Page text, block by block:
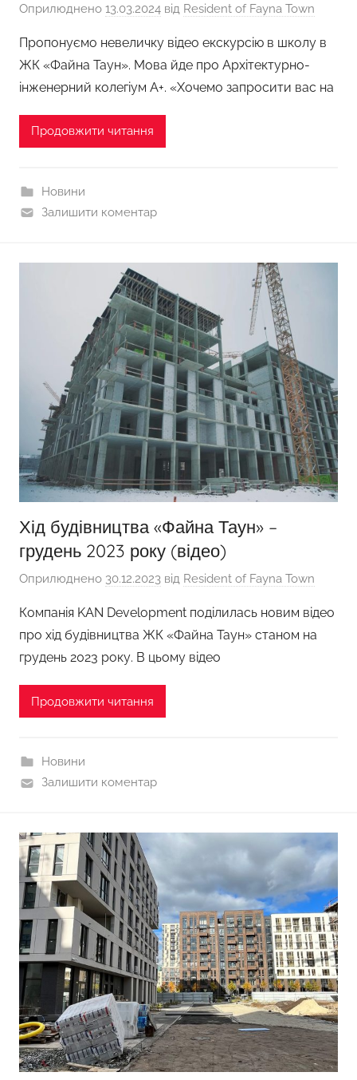
Оприлюднено 13.03.2024 від Resident of Fayna Town
Пропонуємо невеличку відео екскурсію в школу в
ЖК «Файна Таун». Мова йде про Архітектурно-
інженерний колегіум А+. «Хочемо запросити вас на
Продовжити читання
Новини
Залишити коментар
Хід будівництва «Файна Таун» –
грудень 2023 року (відео)
Оприлюднено 30.12.2023 від Resident of Fayna Town
Компанія KAN Development поділилась новим відео
про хід будівництва ЖК «Файна Таун» станом на
грудень 2023 року. В цьому відео
Продовжити читання
Новини
Залишити коментар